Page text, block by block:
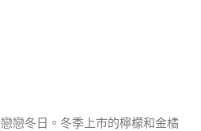
戀戀冬日。冬季上市的檸檬和金橘